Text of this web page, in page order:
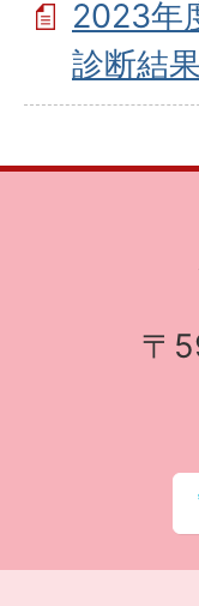
2023年
診断結果
〒